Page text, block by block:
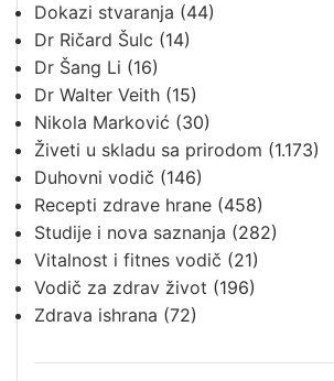
Dokazi stvaranja (44)
Dr Ričard Šulc (14)
Dr Šang Li (16)
Dr Walter Veith (15)
Nikola Marković (30)
Živeti u skladu sa prirodom (1.173)
Duhovni vodič (146)
Recepti zdrave hrane (458)
Studije i nova saznanja (282)
Vitalnost i fitnes vodič (21)
Vodič za zdrav život (196)
Zdrava ishrana (72)